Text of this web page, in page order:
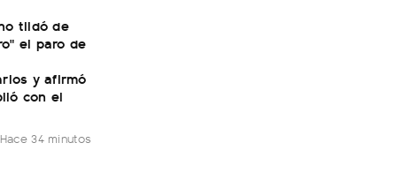
tildó de
el paro de
y afirmó
con el
Hace 34 minutos